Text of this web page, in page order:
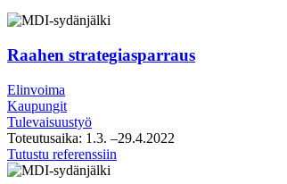
Raahen strategiasparraus
Elinvoima
Kaupungit
Tulevaisuustyö
Toteutusaika: 1.3. –29.4.2022
Tutustu referenssiin